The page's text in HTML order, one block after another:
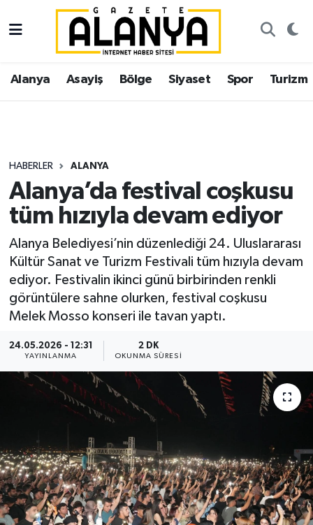
Alanya Asayiş Bölge Siyaset Spor Turizm
HABERLER ALANYA
Alanya’da festival coşkusu
tüm hızıyla devam ediyor
Alanya Belediyesi’nin düzenlediği 24. Uluslararası
Kültür Sanat ve Turizm Festivali tüm hızıyla devam
ediyor. Festivalin ikinci günü birbirinden renkli
görüntülere sahne olurken, festival coşkusu
Melek Mosso konseri ile tavan yaptı.
24.05.2026 - 12:31
YAYINLANMA
2 DK
OKUNMA SÜRESI
Alanya
Asayiş
Siyaset
Spor
Ekonomi
Gazipaşa
İstanbul Nöbetçi Eczaneler
İstanbul Hava Durumu
Süper Lig Puan Durumu ve Fikstür
Tüm Manşetler
Son Dakika Haberleri
Haber Arşivi